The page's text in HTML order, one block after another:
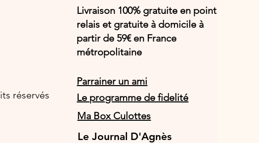
Livraison 100% gratuite en point
relais et gratuite à domicile à
partir de 59€ en France
métropolitaine
Parrainer un ami
Le programme de fidelité
réservés
Ma Box Culottes
Le Journal D'Agnès
Le Journal D'Agnès